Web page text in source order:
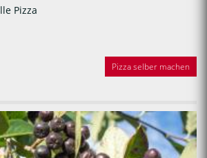
Pizza
Pizza selber machen